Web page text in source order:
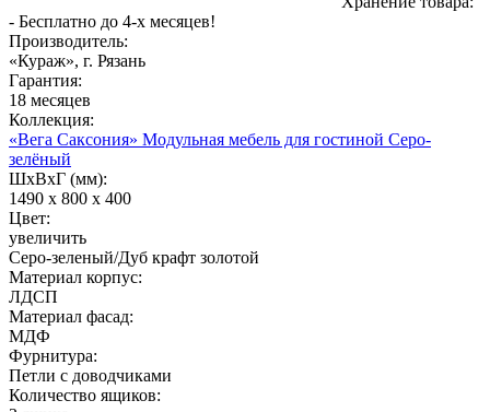
- Бесплатно до 4-х месяцев!
Производитель:
«Кураж», г. Рязань
Гарантия:
18 месяцев
Коллекция:
«Вега Саксония» Модульная мебель для гостиной Серо-
зелёный
ШхВхГ (мм):
1490 х 800 х 400
Цвет:
увеличить
Серо-зеленый/Дуб крафт золотой
Материал корпус:
ЛДСП
Материал фасад:
МДФ
Фурнитура:
Петли с доводчиками
Количество ящиков: